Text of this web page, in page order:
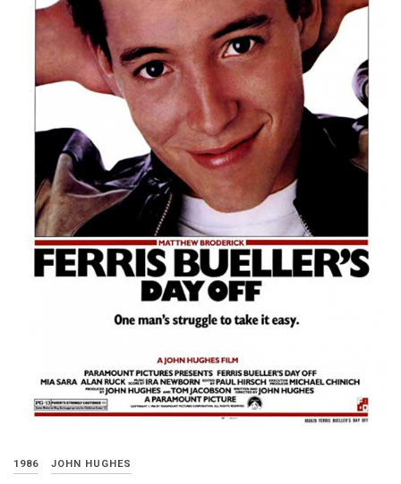
1986 JOHN HUGHES